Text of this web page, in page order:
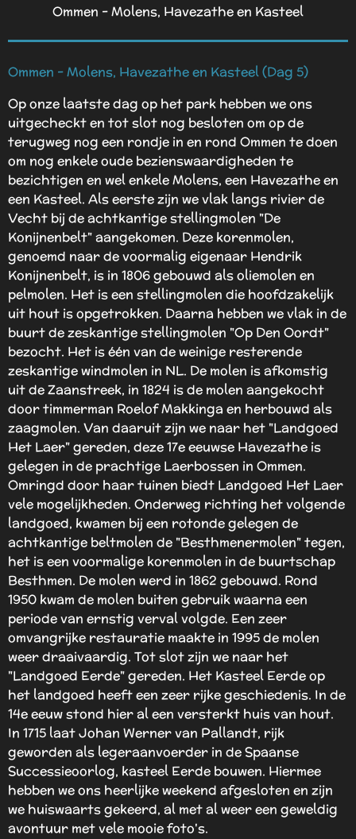
Ommen - Molens, Havezathe en Kasteel
Ommen - Molens, Havezathe en Kasteel (Dag 5)
Op onze laatste dag op het park hebben we ons
uitgecheckt en tot slot nog besloten om op de
terugweg nog een rondje in en rond Ommen te doen
om nog enkele oude bezienswaardigheden te
bezichtigen en wel enkele Molens, een Havezathe en
een Kasteel. Als eerste zijn we vlak langs rivier de
Vecht bij de achtkantige stellingmolen "De
Konijnenbelt" aangekomen. Deze korenmolen,
genoemd naar de voormalig eigenaar Hendrik
Konijnenbelt, is in 1806 gebouwd als oliemolen en
pelmolen. Het is een stellingmolen die hoofdzakelijk
uit hout is opgetrokken. Daarna hebben we vlak in de
buurt de zeskantige stellingmolen "Op Den Oordt"
bezocht. Het is één van de weinige resterende
zeskantige windmolen in NL. De molen is afkomstig
uit de Zaanstreek, in 1824 is de molen aangekocht
door timmerman Roelof Makkinga en herbouwd als
zaagmolen. Van daaruit zijn we naar het "Landgoed
Het Laer" gereden, deze 17e eeuwse Havezathe is
gelegen in de prachtige Laerbossen in Ommen.
Omringd door haar tuinen biedt Landgoed Het Laer
vele mogelijkheden. Onderweg richting het volgende
landgoed, kwamen bij een rotonde gelegen de
achtkantige beltmolen de "Besthmenermolen" tegen,
het is een voormalige korenmolen in de buurtschap
Besthmen. De molen werd in 1862 gebouwd. Rond
1950 kwam de molen buiten gebruik waarna een
periode van ernstig verval volgde. Een zeer
omvangrijke restauratie maakte in 1995 de molen
weer draaivaardig. Tot slot zijn we naar het
"Landgoed Eerde" gereden. Het Kasteel Eerde op
het landgoed heeft een zeer rijke geschiedenis. In de
14e eeuw stond hier al een versterkt huis van hout.
In 1715 laat Johan Werner van Pallandt, rijk
geworden als legeraanvoerder in de Spaanse
Successieoorlog, kasteel Eerde bouwen. Hiermee
hebben we ons heerlijke weekend afgesloten en zijn
we huiswaarts gekeerd, al met al weer een geweldig
avontuur met vele mooie foto's.